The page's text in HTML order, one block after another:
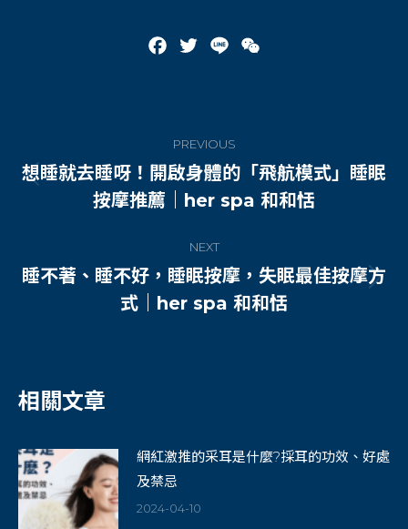
Facebook
Twitter
Line
navigation
PREVIOUS
Previous
post:
想睡就去睡呀！開啟身體的「飛航模式」睡眠
按摩推薦｜her spa 和和恬
NEXT
Next
post:
睡不著、睡不好，睡眠按摩，失眠最佳按摩方
式｜her spa 和和恬
相關文章
網紅激推的采耳是什麼?採耳的功效、好處
及禁忌
2024-04-10